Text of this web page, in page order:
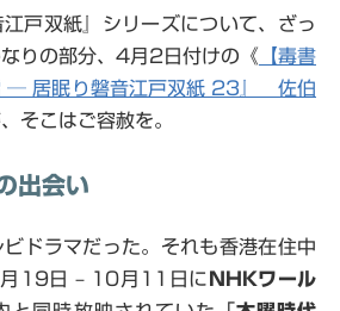
戸双紙』シリーズについて、ざっ
りの部分、4月2日付けの《 【毒書
─ 居眠り磐音江戸双紙 23』 佐伯
そこはご容赦を。
出会い
ドラマだった。それも香港在住中
19日 – 10月11日に NHKワール